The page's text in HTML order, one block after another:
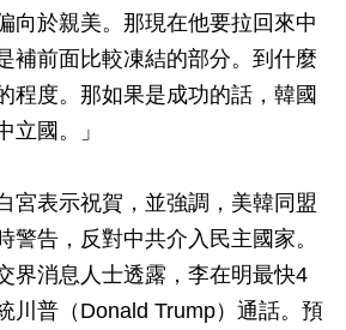
向於親美。那現在他要拉回來中
補前面比較凍結的部分。到什麼
程度。那如果是成功的話，韓國
立國。」
宮表示祝賀，並強調，美韓同盟
警告，反對中共介入民主國家。
界消息人士透露，李在明最快4
川普（Donald Trump）通話。預